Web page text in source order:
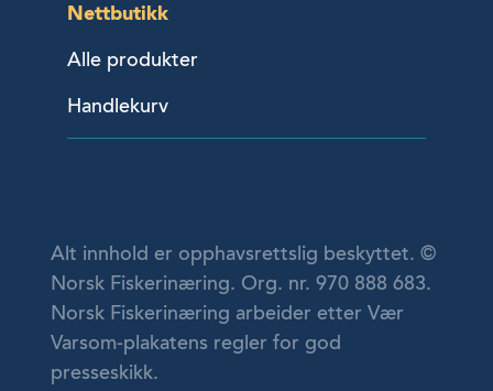
Nettbutikk
Alle produkter
Handlekurv
Alt innhold er opphavsrettslig beskyttet. ©
Norsk Fiskerinæring. Org. nr. 970 888 683.
Norsk Fiskerinæring arbeider etter Vær
Varsom-plakatens regler for god
presseskikk.